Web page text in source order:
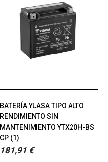
BATERÍA YUASA TIPO ALTO
RENDIMIENTO SIN
MANTENIMIENTO YTX20H-BS
CP (1)
181,91 €